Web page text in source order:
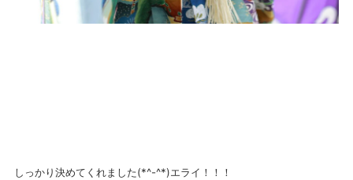
しっかり決めてくれました(*^-^*)エライ！！！